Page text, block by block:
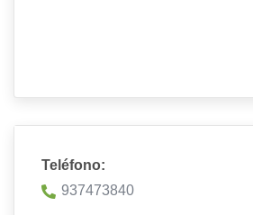
Teléfono:
937473840